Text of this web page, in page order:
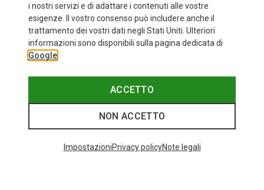
+11
fino a 34%
I più cercati
i nostri servizi e di adattare i contenuti alle vostre
esigenze. Il vostro consenso può includere anche il
trattamento dei vostri dati negli Stati Uniti. Ulteriori
informazioni sono disponibili sulla pagina dedicata di
Google
ACCETTO
NON ACCETTO
ImpostazioniPrivacy policyNote legali